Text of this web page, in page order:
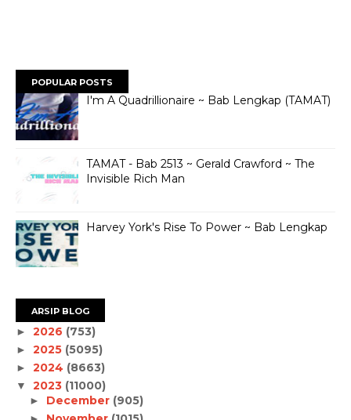
POPULAR POSTS
I'm A Quadrillionaire ~ Bab Lengkap (TAMAT)
TAMAT - Bab 2513 ~ Gerald Crawford ~ The
Invisible Rich Man
Harvey York's Rise To Power ~ Bab Lengkap
ARSIP BLOG
► 2026 (753)
► 2025 (5095)
► 2024 (8663)
▼ 2023 (11000)
► December (905)